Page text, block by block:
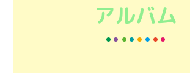
アルバム